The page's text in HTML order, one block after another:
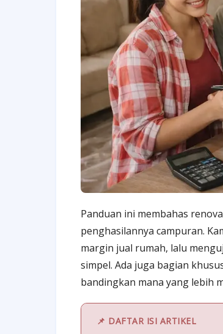
Panduan ini membahas
penghasilannya campuran.
margin jual rumah, lalu
simpel. Ada juga bagian
bandingkan mana yang lebih
📌 DAFTAR ISI ARTIKEL